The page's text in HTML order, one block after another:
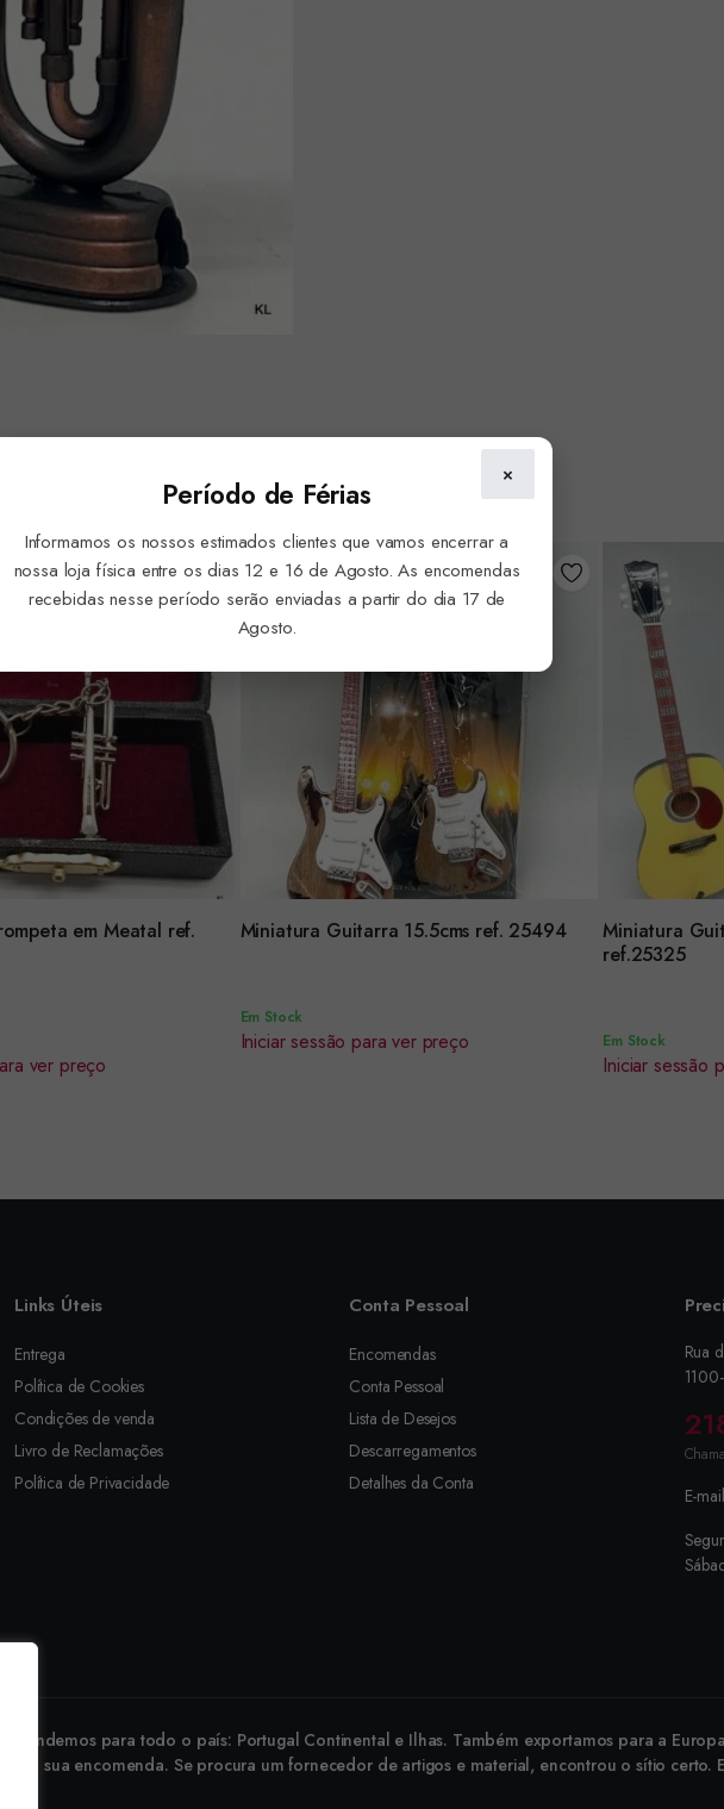
em Meatal ref.
ver preço
Miniatura Guitarra 15.5cms ref. 25494
Encomendar
Em Stock
Iniciar sessão para ver preço
Miniatura
ref.25325
Encomendar
Em Stock
Iniciar sessão
Links Úteis
Entrega
Política de Cookies
Condições de venda
Livro de Reclamações
Política de Privacidade
Conta Pessoal
Encomendas
Conta Pessoal
Lista de Desejos
Descarregamentos
Detalhes da Conta
Rua
E-
para todo o país: Portugal Continental e Ilhas. Também exportamos para a
a sua encomenda. Se procura um fornecedor de artigos e material, encontrou o sítio certo.
×
Período de Férias
Informamos os nossos estimados clientes que vamos encerrar a
nossa loja física entre os dias 12 e 16 de Agosto. As encomendas
recebidas nesse período serão enviadas a partir do dia 17 de
Agosto.